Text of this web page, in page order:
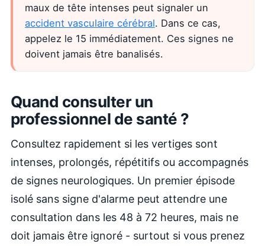
maux de tête intenses peut signaler un
accident vasculaire cérébral. Dans ce cas,
appelez le 15 immédiatement. Ces signes ne
doivent jamais être banalisés.
Quand consulter un
professionnel de santé ?
Consultez rapidement si les vertiges sont
intenses, prolongés, répétitifs ou accompagnés
de signes neurologiques. Un premier épisode
isolé sans signe d'alarme peut attendre une
consultation dans les 48 à 72 heures, mais ne
doit jamais être ignoré - surtout si vous prenez